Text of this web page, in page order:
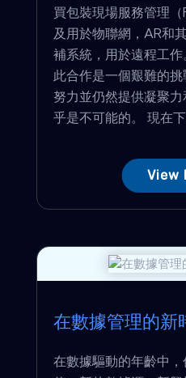
買包裝現場服務管理
及用於物聯網，AR和
補系統，用於遠程工
此合作是一個艱難的
努力並仍然提供凝聚
乎是不可能的。 現在下
View
在數據管理的新
在數據驅動的年齡中